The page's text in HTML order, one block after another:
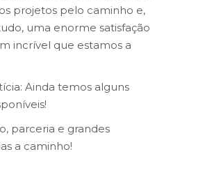
projetos pelo caminho e,
uma enorme satisfação
incrível que estamos a
Ainda temos alguns
parceria e grandes
a caminho!